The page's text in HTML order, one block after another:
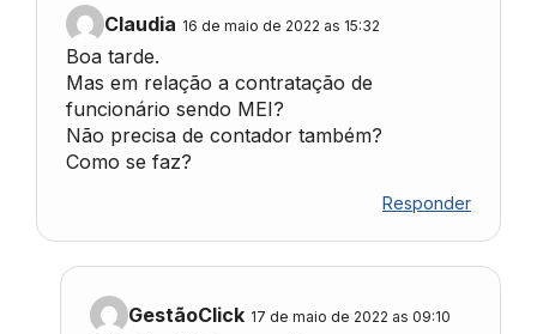
Claudia 16 de maio de 2022 as 15:32
Boa tarde.
Mas em relação a contratação de
funcionário sendo MEI?
Não precisa de contador também?
Como se faz?
Responder
GestãoClick 17 de maio de 2022 as 09:10